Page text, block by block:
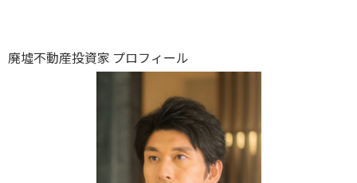
廃墟不動産投資家 プロフィール